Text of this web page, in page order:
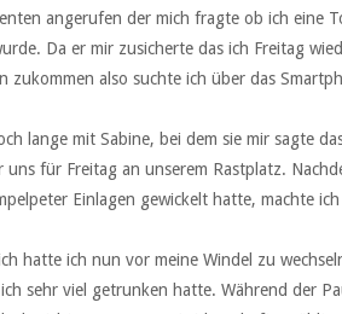
angerufen der mich fragte ob ich eine
Da er mir zusicherte das ich Freitag
zukommen also suchte ich über das
lange mit Sabine, bei dem sie mir sagte
für Freitag an unserem Rastplatz.
Einlagen gewickelt hatte, machte
hatte ich nun vor meine Windel zu
sehr viel getrunken hatte. Während der